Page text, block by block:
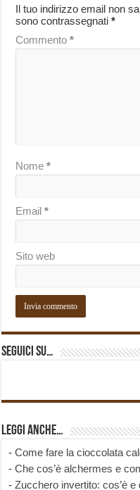
Il tuo indirizzo email non
sono contrassegnati*
Commento*
Nome*
Email*
Sito web
Seguici su…
Leggi anche…
-Come fare la cioccolata
-Che cos’è alchermes e
-Zucchero invertito: cos’è